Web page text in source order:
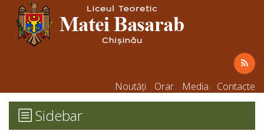
Noutăți Orar Media Contacte
Sidebar